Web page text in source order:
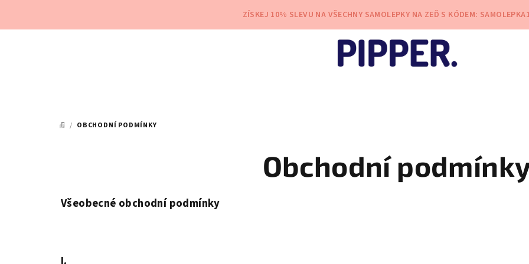
ZÍSKEJ 10% SLEVU NA VŠECHNY SAMOLEPKY NA ZEĎ S KÓDEM:
DOMŮ
/ OBCHODNÍ PODMÍNKY
Obchodní
Všeobecné obchodní podmínky